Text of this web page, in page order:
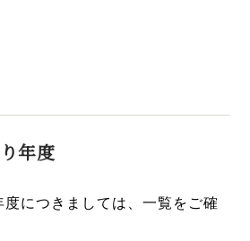
年度
につきましては、一覧をご確